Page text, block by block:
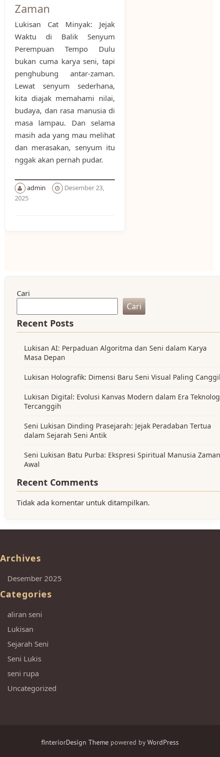
Zaman
Lukisan Cat Minyak: Jejak
Waktu di Balik Senyum
Perempuan Tempo Dulu
bukan cuma karya seni, tapi
penghubung antar-zaman.
Lewat senyum sederhana,
kita diajak memahami nilai,
budaya, dan rasa manusia di
masa lampau. Dan selama
masih ada yang mau melihat
dan merasakan, senyum itu
nggak akan pernah pudar.
admin
Desember 23,
2025
Cari
Cari
Recent Posts
Lukisan AI: Perpaduan Algoritma dan Seni dalam Karya
Masa Depan
Lukisan Holografik: Dimensi Baru Seni Visual Paling
Lukisan Digital: Evolusi Kanvas Modern dalam Era
Tercanggih
Seni Lukisan Dinding Prasejarah: Jejak Peradaban Tertua
dalam Sejarah Seni Antik
Seni Lukisan Batu Purba: Ekspresi Spiritual Manusia Zaman
Awal
Recent Comments
Tidak ada komentar untuk ditampilkan.
Archives
Desember 2025
Categories
aliran seni
Lukisan
Sejarah Seni
Seni Lukis
seni rupa
Uncategorized
fInteriorDesign Theme powered byWordPress